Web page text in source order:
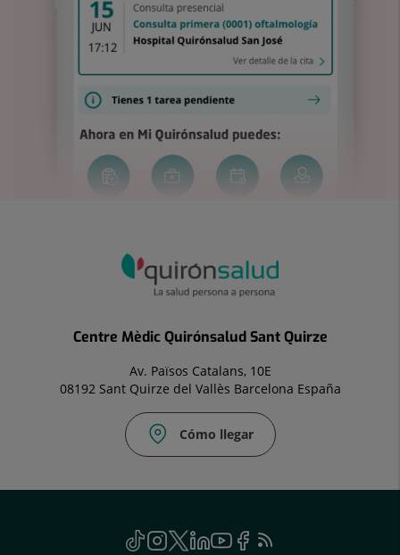
Centre Mèdic Quirónsalud Sant Quirze
Av. Països Catalans, 10E
08192 Sant Quirze del Vallès Barcelona España
Cómo llegar
TikTok
EsteInstagram
EnlaceTwitter
EnlaceLinkedin
EnlaceYouTube
EnlaceFacebook
Enlace
Feed
Este